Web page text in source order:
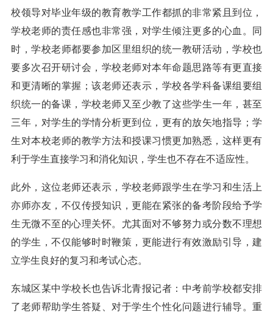
校领导对毕业年级的教育教学工作都抓的非常紧且到位，
学校老师的责任感也非常强，对学生倾注更多的心血。同
时，学校老师都要参加区里组织的统一教研活动，学校也
要多次召开研讨会，学校老师对本年命题思路等有更直接
和更清晰的掌握；该老师还表示，学校各学科备课组要组
织统一的备课，学校老师又至少教了这些学生一年，甚至
三年，对学生的学情分析更到位，更有的放矢地指导；学
生对本校老师的教学方法和授课习惯更加熟悉，这样更有
利于学生直接学习和消化知识，学生也不存在不适应性。
此外，这位老师还表示，学校老师跟学生在学习和生活上
亦师亦友，不仅传授知识，更能在紧张的备考阶段给予学
生无微不至的心理关怀。尤其面对不够努力或分数不理想
的学生，不仅能够时时鞭策，更能进行有效激励引导，建
立学生良好的复习和考试心态。
东城区某中学校长也告诉北青报记者：中考前学校都安排
了老师帮助学生答疑、对于学生个性化问题进行辅导。重